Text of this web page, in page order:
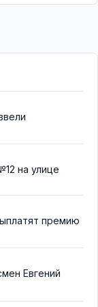
на улице
премию
Евгений